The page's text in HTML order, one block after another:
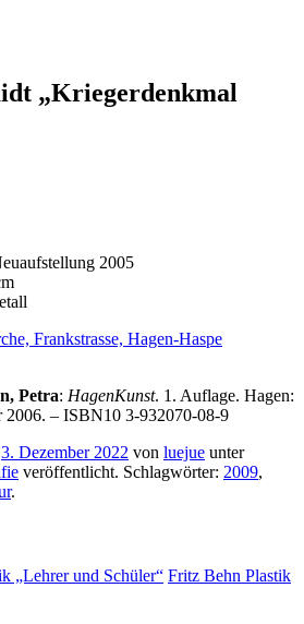
„Kriegerdenkmal
2005
Frankstrasse, Hagen-Haspe
Petra: HagenKunst. 1. Auflage. Hagen:
2006. – ISBN10 3-932070-08-9
3. Dezember 2022 von luejue unter
veröffentlicht. Schlagwörter: 2009,
.
„Lehrer und Schüler“ Fritz Behn Plastik